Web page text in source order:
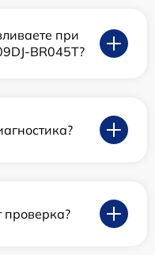
при
BR045T?
проверка?